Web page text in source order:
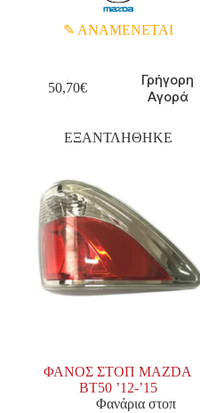
ΑΝΑΜΕΝΕΤΑΙ
50,70€
Γρήγορη
Αγορά
ΕΞΑΝΤΛΗΘΗΚΕ
ΦΑΝΟΣ ΣΤΟΠ MAZDA
BT50 ’12-’15
Φανάρια στοπ